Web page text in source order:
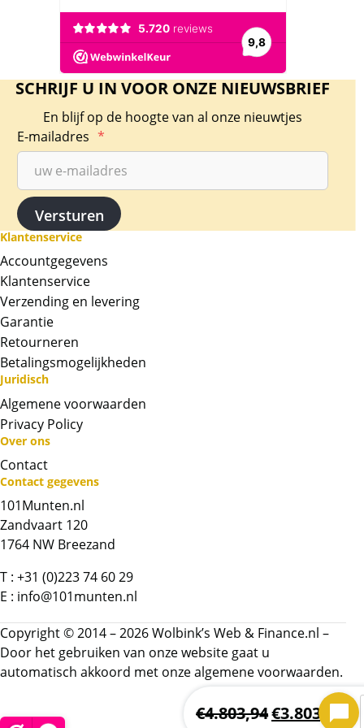
Contactformulier
SCHRIJF U IN VOOR ONZE NIEUWSBRIEF
En blijf op de hoogte van al onze nieuwtjes
E-mailadres *
Klantenservice
Accountgegevens
Klantenservice
Verzending en levering
Garantie
Retourneren
Betalingsmogelijkheden
Juridisch
Algemene voorwaarden
Privacy Policy
Over ons
Contact
Contact gegevens
101Munten.nl
Zandvaart 120
1764 NW Breezand
T : +31 (0)223 74 60 29
E : info@101munten.nl
Copyright © 2014 – 2026 Wolbink’s Web & Finance.nl –
Door het gebruiken van onze website gaat u
automatisch akkoord met onzealgemene voorwaarden.
€4.803,94€3.803,94